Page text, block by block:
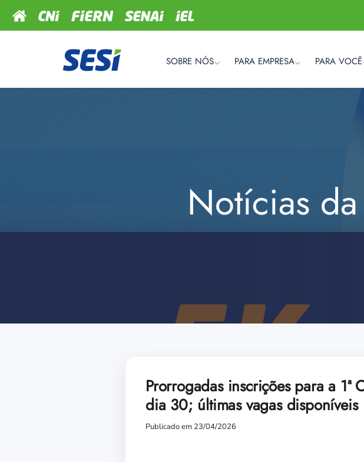
SOBRE NÓS PARA EMPRESA PARA VOCÊ
Notícias
Prorrogadas inscrições para a
dia 30; últimas vagas disponíveis
Publicado em 23/04/2026